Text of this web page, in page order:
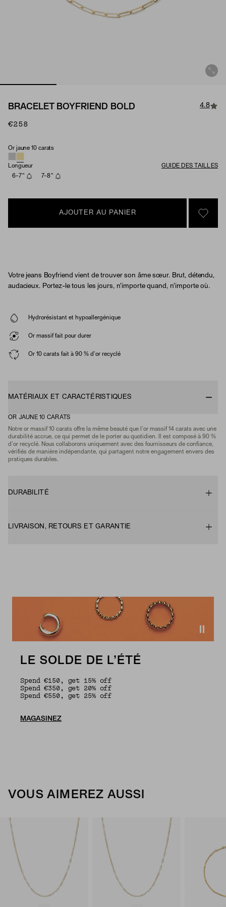
BRACELET BOYFRIEND BOLD 4.8
€258
Matériau
Or jaune 10 carats
Longueur
GUIDE DES TAILLES
6-7"
7-8"
AJOUTER AU PANIER
SIGN
Votre jeans Boyfriend vient de trouver son âme sœur. Brut, détendu,
audacieux. Portez-le tous les jours, n'importe quand, n'importe où.
Hydrorésistant et hypoallergénique
Or massif fait pour durer
Or 10 carats fait à 90 % d'or recyclé
MATÉRIAUX ET CARACTÉRISTIQUES
OR JAUNE 10 CARATS
Notre or massif 10 carats offre la même beauté que l’or massif 14 carats avec une
durabilité accrue, ce qui permet de le porter au quotidien. Il est composé à 90 %
d’or recyclé. Nous collaborons uniquement avec des fournisseurs de confiance,
vérifiés de manière indépendante, qui partagent notre engagement envers des
pratiques durables.
DURABILITÉ
LIVRAISON, RETOURS ET GARANTIE
LE SOLDE DE L’ÉTÉ
Spend €150, get 15% off
Spend €350, get 20% off
Spend €550, get 25% off
MAGASINEZ
VOUS AIMEREZ AUSSI